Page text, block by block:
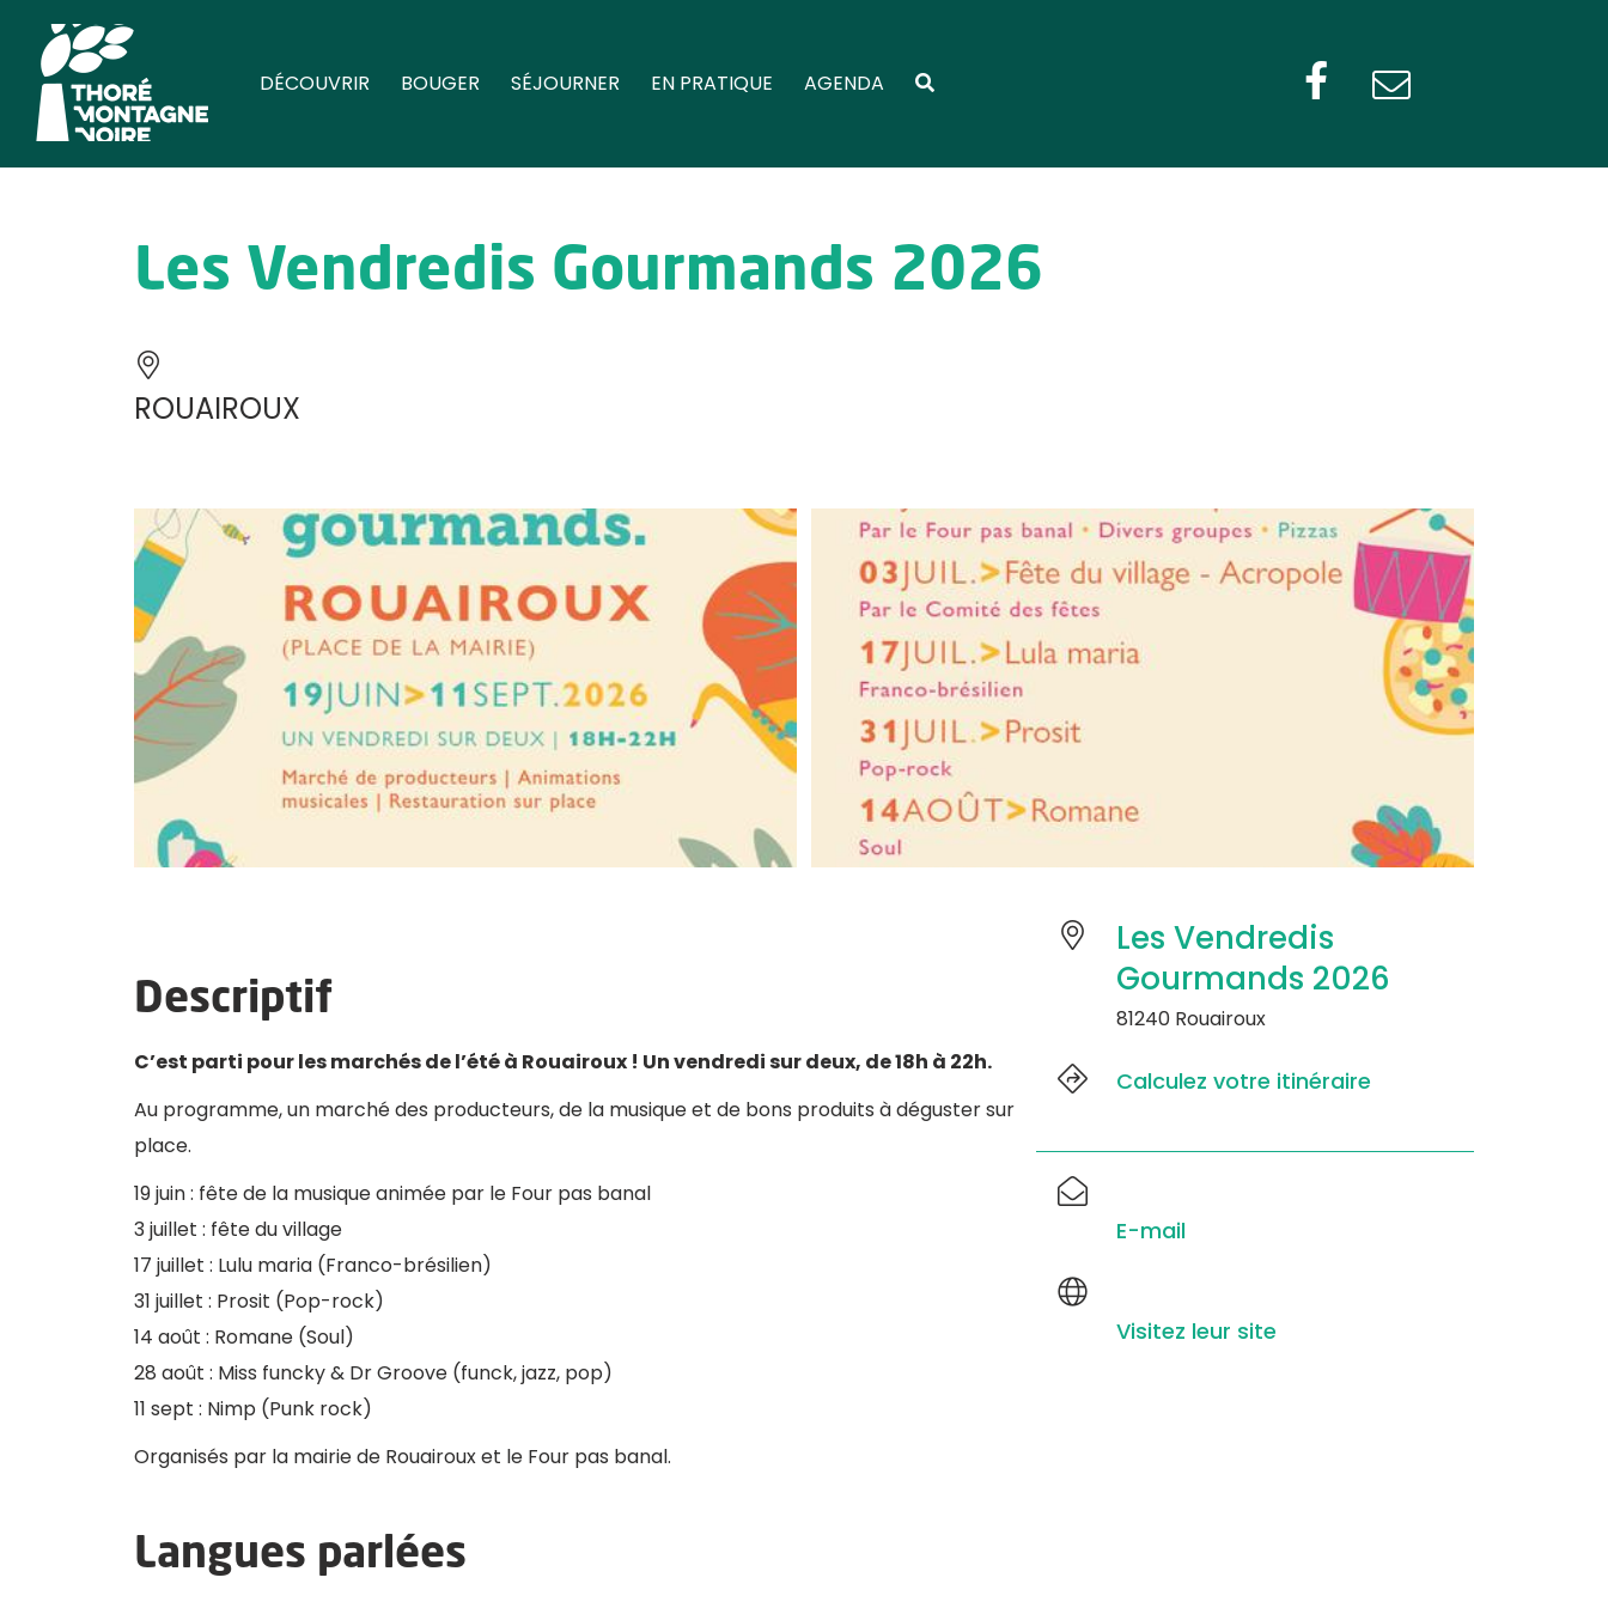
DÉCOUVRIR BOUGER SÉJOURNER EN PRATIQUE AGENDA
Les Vendredis Gourmands 2026
ROUAIROUX
Descriptif
C’est parti pour les marchés de l’été à Rouairoux ! Un vendredi sur deux, de 18h à 22h.
Au programme, un marché des producteurs, de la musique et de bons produits à déguster sur
place.
19 juin : fête de la musique animée par le Four pas banal
3 juillet : fête du village
17 juillet : Lulu maria (Franco-brésilien)
31 juillet : Prosit (Pop-rock)
14 août : Romane (Soul)
28 août : Miss funcky & Dr Groove (funck, jazz, pop)
11 sept : Nimp (Punk rock)
Organisés par la mairie de Rouairoux et le Four pas banal.
Langues parlées
Les Vendredis
Gourmands 2026
81240 Rouairoux
Calculez votre itinéraire
E-mail
Visitez leur site